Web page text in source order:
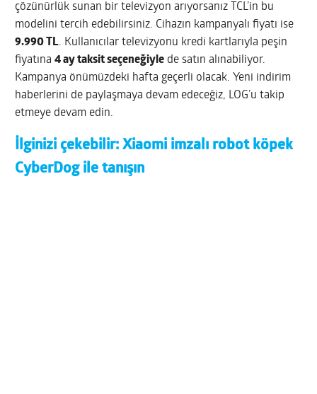
çözünürlük sunan bir televizyon arıyorsanız TCL’in bu
modelini tercih edebilirsiniz. Cihazın kampanyalı fiyatı ise
9.990 TL. Kullanıcılar televizyonu kredi kartlarıyla peşin
fiyatına4 ay taksit seçeneğiyle de satın alınabiliyor.
Kampanya önümüzdeki hafta geçerli olacak. Yeni indirim
haberlerini de paylaşmaya devam edeceğiz, LOG’u takip
etmeye devam edin.
İlginizi çekebilir:Xiaomi imzalı robot köpek
CyberDog ile tanışın